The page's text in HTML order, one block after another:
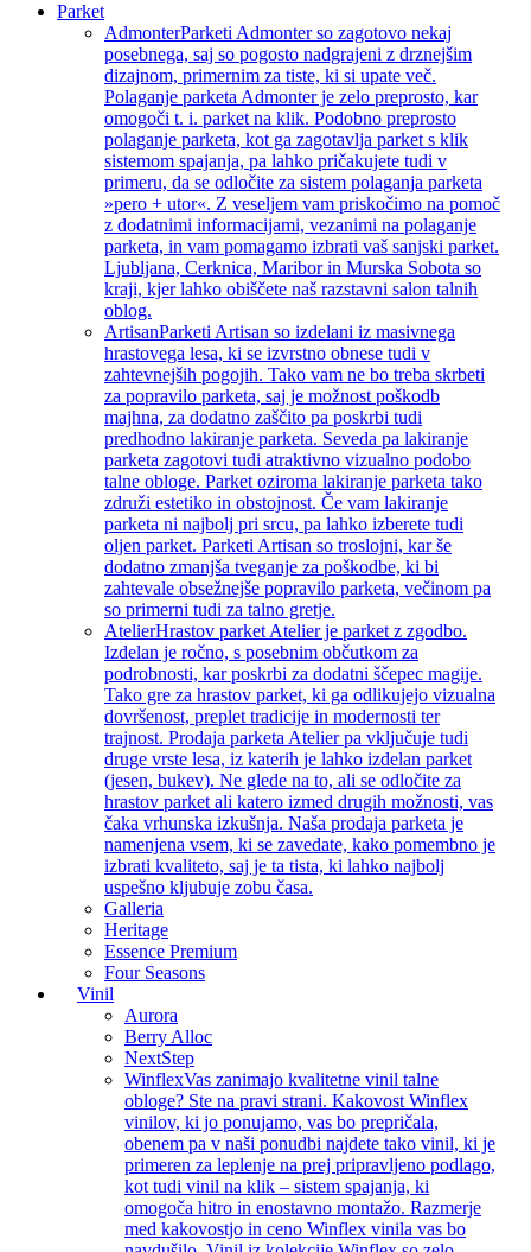
Parket
AdmonterParketi Admonter so zagotovo nekaj
posebnega, saj so pogosto nadgrajeni z drznejšim
dizajnom, primernim za tiste, ki si upate več.
Polaganje parketa Admonter je zelo preprosto, kar
omogoči t. i. parket na klik. Podobno preprosto
polaganje parketa, kot ga zagotavlja parket s klik
sistemom spajanja, pa lahko pričakujete tudi v
primeru, da se odločite za sistem polaganja parketa
»pero + utor«. Z veseljem vam priskočimo na pomoč
z dodatnimi informacijami, vezanimi na polaganje
parketa, in vam pomagamo izbrati vaš sanjski parket.
Ljubljana, Cerknica, Maribor in Murska Sobota so
kraji, kjer lahko obiščete naš razstavni salon talnih
oblog.
ArtisanParketi Artisan so izdelani iz masivnega
hrastovega lesa, ki se izvrstno obnese tudi v
zahtevnejših pogojih. Tako vam ne bo treba skrbeti
za popravilo parketa, saj je možnost poškodb
majhna, za dodatno zaščito pa poskrbi tudi
predhodno lakiranje parketa. Seveda pa lakiranje
parketa zagotovi tudi atraktivno vizualno podobo
talne obloge. Parket oziroma lakiranje parketa tako
združi estetiko in obstojnost. Če vam lakiranje
parketa ni najbolj pri srcu, pa lahko izberete tudi
oljen parket. Parketi Artisan so troslojni, kar še
dodatno zmanjša tveganje za poškodbe, ki bi
zahtevale obsežnejše popravilo parketa, večinom pa
so primerni tudi za talno gretje.
AtelierHrastov parket Atelier je parket z zgodbo.
Izdelan je ročno, s posebnim občutkom za
podrobnosti, kar poskrbi za dodatni ščepec magije.
Tako gre za hrastov parket, ki ga odlikujejo vizualna
dovršenost, preplet tradicije in modernosti ter
trajnost. Prodaja parketa Atelier pa vključuje tudi
druge vrste lesa, iz katerih je lahko izdelan parket
(jesen, bukev). Ne glede na to, ali se odločite za
hrastov parket ali katero izmed drugih možnosti, vas
čaka vrhunska izkušnja. Naša prodaja parketa je
namenjena vsem, ki se zavedate, kako pomembno je
izbrati kvaliteto, saj je ta tista, ki lahko najbolj
uspešno kljubuje zobu časa.
Galleria
Heritage
Essence Premium
Four Seasons
Vinil
Aurora
Berry Alloc
NextStep
WinflexVas zanimajo kvalitetne vinil talne
obloge? Ste na pravi strani. Kakovost Winflex
vinilov, ki jo ponujamo, vas bo prepričala,
obenem pa v naši ponudbi najdete tako vinil, ki je
primeren za leplenje na prej pripravljeno podlago,
kot tudi vinil na klik – sistem spajanja, ki
omogoča hitro in enostavno montažo. Razmerje
med kakovostjo in ceno Winflex vinila vas bo